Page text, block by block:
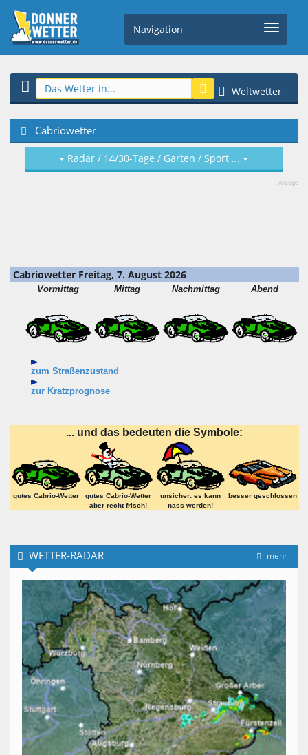
Navigation
Weltwetter
Cabriowetter
Radar / 14/30-Tage / Garten / Sport ...
Anzeige
Cabriowetter Freitag, 7. August 2026
Vormittag Mittag Nachmittag Abend
zum Straßenzustand
zur Kratzprognose
... und das bedeuten die Symbole:
gutes Cabrio-Wetter
gutes Cabrio-Wetter
aber recht frisch!
unsicher: es kann
nass werden!
besser geschlossen
mehr
WETTER-RADAR